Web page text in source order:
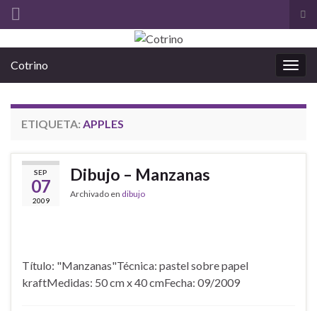
el
la
Cotrino
ETIQUETA: APPLES
SEP
07
2009
Dibujo – Manzanas
Archivado en dibujo
Título: "Manzanas"Técnica: pastel sobre papel
kraftMedidas: 50 cm x 40 cmFecha: 09/2009